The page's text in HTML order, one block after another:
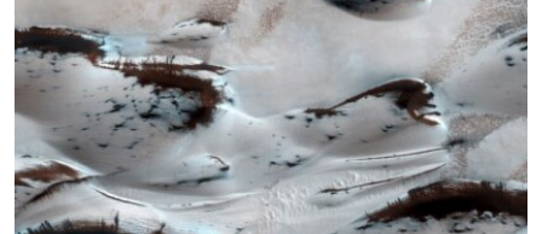
ອິດສະຫຼະພາບດ້ານການຂ່າວ
ຊີວິດຊາວລາວ
ຊຸມຊົນຊາວລາວ
ວິທະຍາສາດ-ເທັກໂນໂລຈີ
ທຸລະກິດ